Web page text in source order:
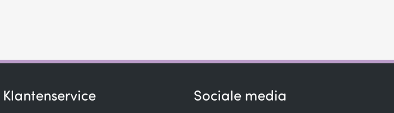
Klantenservice Sociale media